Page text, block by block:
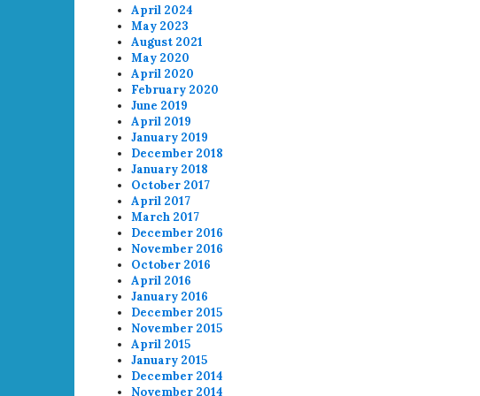
April 2024
May 2023
August 2021
May 2020
April 2020
February 2020
June 2019
April 2019
January 2019
December 2018
January 2018
October 2017
April 2017
March 2017
December 2016
November 2016
October 2016
April 2016
January 2016
December 2015
November 2015
April 2015
January 2015
December 2014
November 2014